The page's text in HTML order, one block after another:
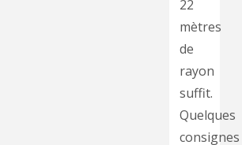
22
mètres
de
rayon
suffit.
Quelques
consignes